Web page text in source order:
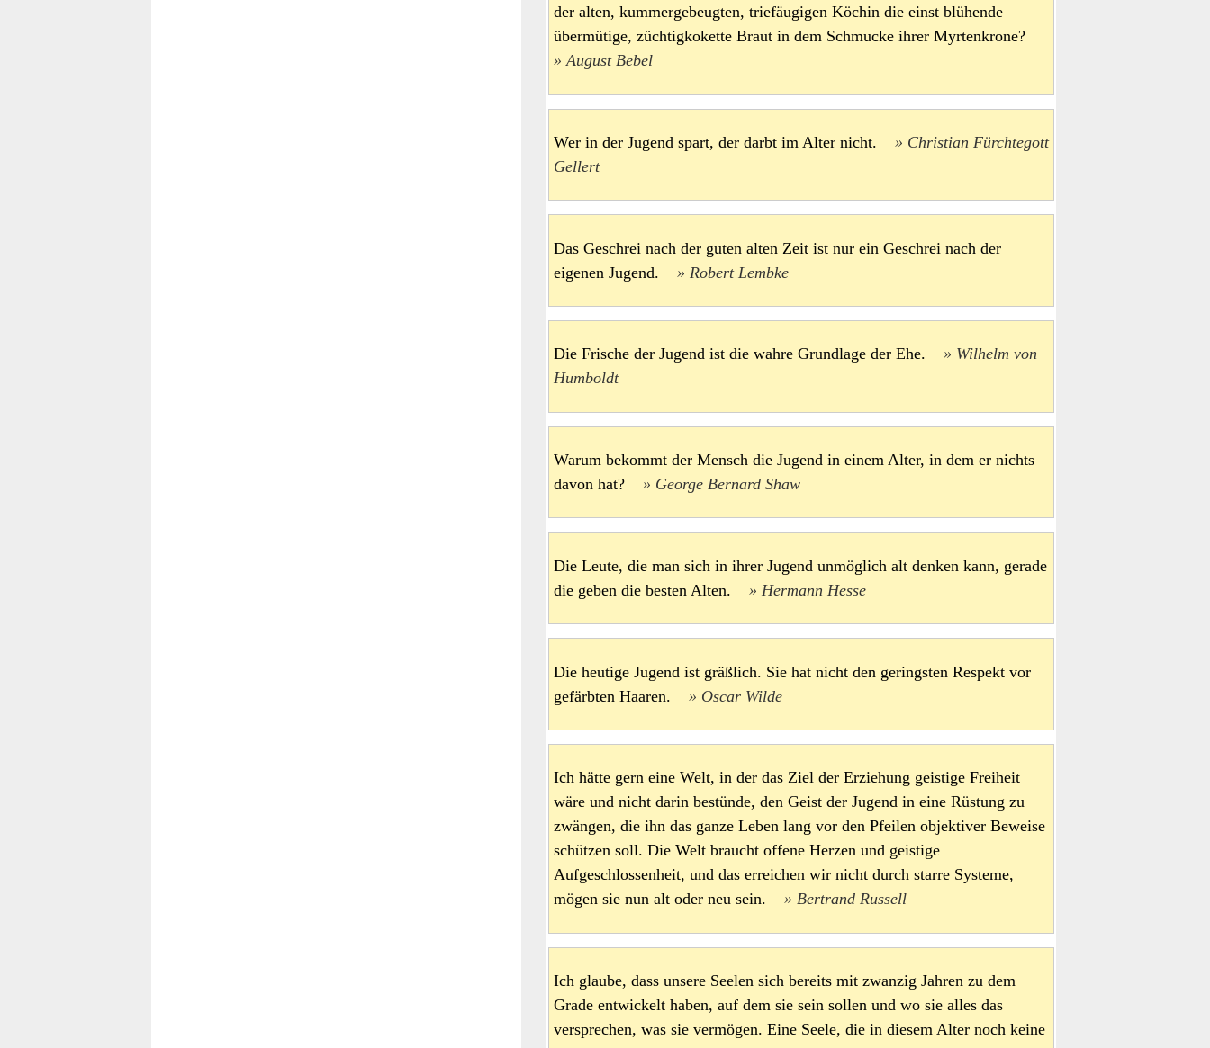
der alten, kummergebeugten, triefäugigen Köchin die einst blühende
übermütige, züchtigkokette Braut in dem Schmucke ihrer Myrtenkrone?
August Bebel
Wer in der Jugend spart, der darbt im Alter nicht.
Christian Fürchtegott
Gellert
Das Geschrei nach der guten alten Zeit ist nur ein Geschrei nach der
eigenen Jugend.
Robert Lembke
Die Frische der Jugend ist die wahre Grundlage der Ehe.
Wilhelm von
Humboldt
Warum bekommt der Mensch die Jugend in einem Alter, in dem er nichts
davon hat?
George Bernard Shaw
Die Leute, die man sich in ihrer Jugend unmöglich alt denken kann, gerade
die geben die besten Alten.
Hermann Hesse
Die heutige Jugend ist gräßlich. Sie hat nicht den geringsten Respekt vor
gefärbten Haaren.
Oscar Wilde
Ich hätte gern eine Welt, in der das Ziel der Erziehung geistige Freiheit
wäre und nicht darin bestünde, den Geist der Jugend in eine Rüstung zu
zwängen, die ihn das ganze Leben lang vor den Pfeilen objektiver Beweise
schützen soll. Die Welt braucht offene Herzen und geistige
Aufgeschlossenheit, und das erreichen wir nicht durch starre Systeme,
mögen sie nun alt oder neu sein.
Bertrand Russell
Ich glaube, dass unsere Seelen sich bereits mit zwanzig Jahren zu dem
Grade entwickelt haben, auf dem sie sein sollen und wo sie alles das
versprechen, was sie vermögen. Eine Seele, die in diesem Alter noch keine